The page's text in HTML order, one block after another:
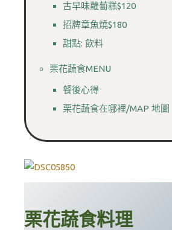
古早味蘿蔔糕$120
招牌章魚燒$180
甜點: 飲料
栗花蔬食MENU
餐後心得
栗花蔬食在哪裡/MAP 地圖
栗花蔬食料理